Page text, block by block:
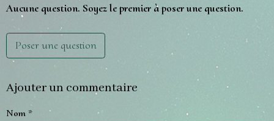
Aucune question. Soyez le premier à poser une question.
Poser une question
Ajouter un commentaire
Nom